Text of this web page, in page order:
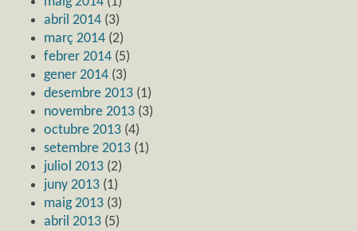
abril 2014 (3)
març 2014 (2)
febrer 2014 (5)
gener 2014 (3)
desembre 2013 (1)
novembre 2013 (3)
octubre 2013 (4)
setembre 2013 (1)
juliol 2013 (2)
juny 2013 (1)
maig 2013 (3)
abril 2013 (5)